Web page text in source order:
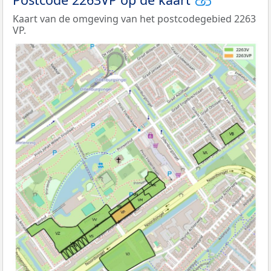
Kaart van de omgeving van het postcodegebied 2263
VP.